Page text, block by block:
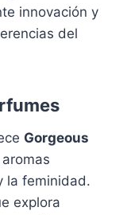
innovación y
del
Gorgeous
la feminidad.
explora